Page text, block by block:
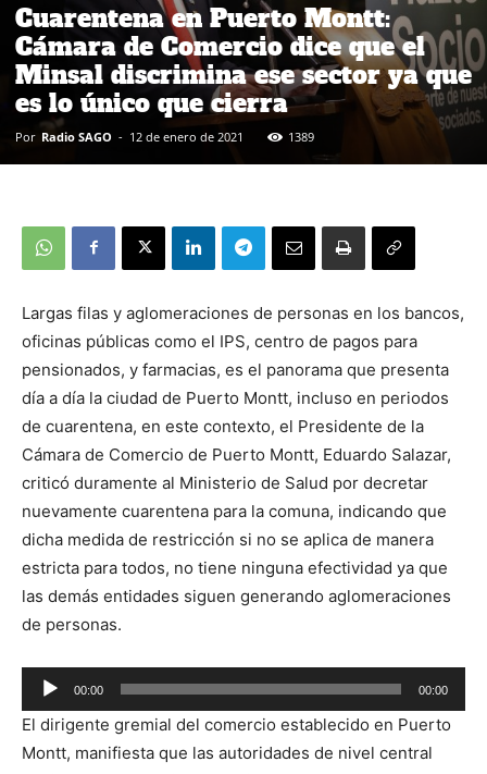
Cuarentena en Puerto Montt:
Cámara de Comercio dice que el
Minsal discrimina ese sector ya que
es lo único que cierra
Por Radio SAGO - 12 de enero de 2021 1389
Largas filas y aglomeraciones de personas en los bancos,
oficinas públicas como el IPS, centro de pagos para
pensionados, y farmacias, es el panorama que presenta
día a día la ciudad de Puerto Montt, incluso en periodos
de cuarentena, en este contexto, el Presidente de la
Cámara de Comercio de Puerto Montt, Eduardo Salazar,
criticó duramente al Ministerio de Salud por decretar
nuevamente cuarentena para la comuna, indicando que
dicha medida de restricción si no se aplica de manera
estricta para todos, no tiene ninguna efectividad ya que
las demás entidades siguen generando aglomeraciones
de personas.
Reproductor
de
audio
00:00 00:00
El dirigente gremial del comercio establecido en Puerto
Montt, manifiesta que las autoridades de nivel central